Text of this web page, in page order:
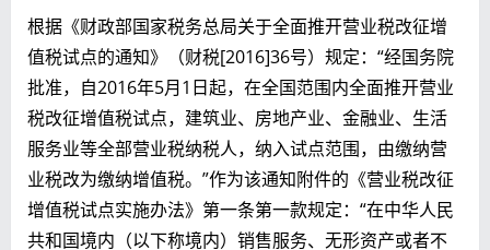
根据《财政部国家税务总局关于全面推开营业税改征增
值税试点的通知》（财税[2016]36号）规定：“经国务院
批准，自2016年5月1日起，在全国范围内全面推开营业
税改征增值税试点，建筑业、房地产业、金融业、生活
服务业等全部营业税纳税人，纳入试点范围，由缴纳营
业税改为缴纳增值税。”作为该通知附件的《营业税改征
增值税试点实施办法》第一条第一款规定：“在中华人民
共和国境内（以下称境内）销售服务、无形资产或者不